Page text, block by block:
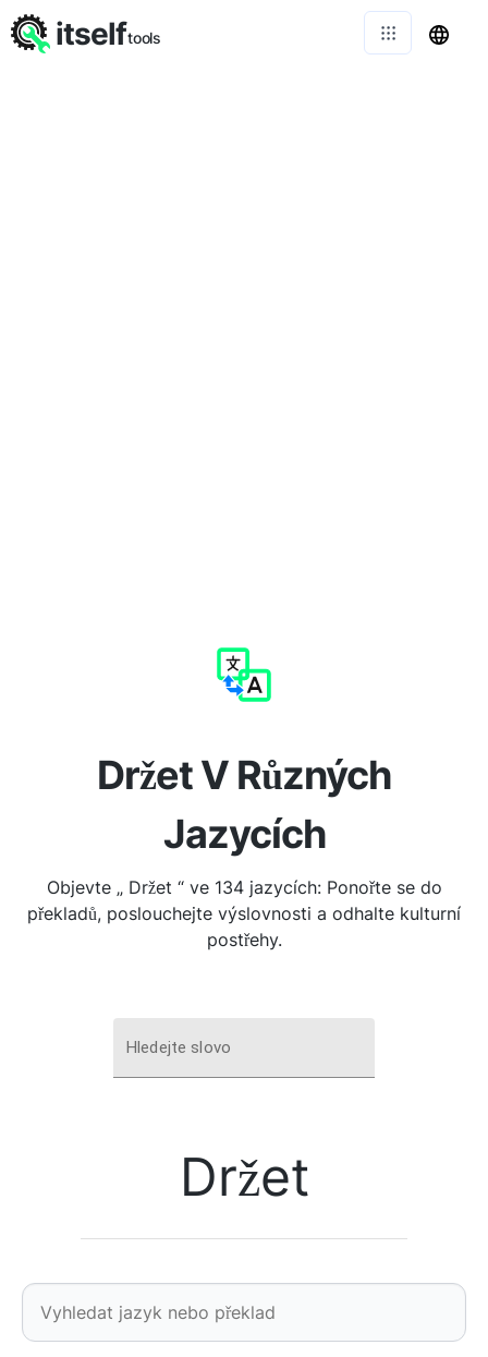
Držet V Různých
Jazycích
Objevte „ Držet “ ve 134 jazycích: Ponořte se do
překladů, poslouchejte výslovnosti a odhalte kulturní
postřehy.
Hledejte slovo
Držet
itselftools